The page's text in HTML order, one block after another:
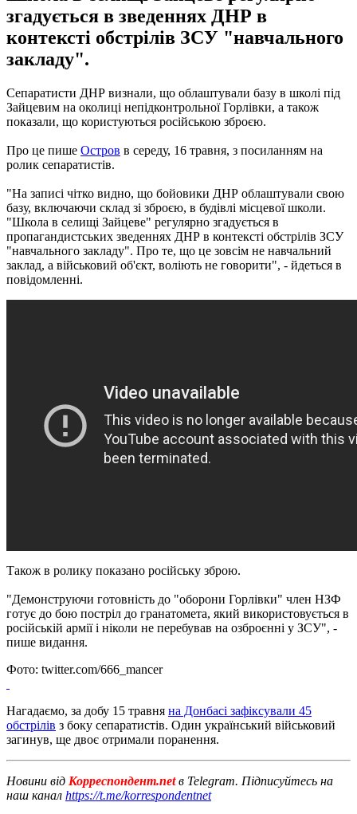
згадується в зведеннях ДНР в
контексті обстрілів ЗСУ "навчального
закладу".
Сепаратисти ДНР визнали, що облаштували базу в школі під
Зайцевим на околиці непідконтрольної Горлівки, а також
показали, що користуються російською зброєю.
Про це пише Остров в середу, 16 травня, з посиланням на
ролик сепаратистів.
"На записі чітко видно, що бойовики ДНР облаштували свою
базу, включаючи склад зі зброєю, в будівлі місцевої школи.
"Школа в селищі Зайцеве" регулярно згадується в
пропагандистських зведеннях ДНР в контексті обстрілів ЗСУ
"навчального закладу". Про те, що це зовсім не навчальний
заклад, а військовий об'єкт, воліють не говорити", - йдеться в
повідомленні.
Також в ролику показано російську зброю.
"Демонструючи готовність до "оборони Горлівки" член НЗФ
готує до бою постріл до гранатомета, який використовується в
російській армії і ніколи не перебував на озброєнні у ЗСУ", -
пише видання.
Фото: twitter.com/666_mancer
Нагадаємо, за добу 15 травня на Донбасі зафіксували 45
обстрілів з боку сепаратистів. Один український військовий
загинув, ще двоє отримали поранення.
Новини від Корреспондент.netв Telegram. Підписуйтесь на
наш канал https://t.me/korrespondentnet